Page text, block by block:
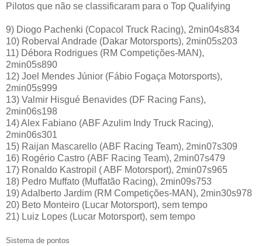
Pilotos que não se classificaram para o Top Qualifying
9) Diogo Pachenki (Copacol Truck Racing), 2min04s834
10) Roberval Andrade (Dakar Motorsports), 2min05s203
11) Débora Rodrigues (RM Competições-MAN),
2min05s890
12) Joel Mendes Júnior (Fábio Fogaça Motorsports),
2min05s999
13) Valmir Hisgué Benavides (DF Racing Fans),
2min06s198
14) Alex Fabiano (ABF Azulim Indy Truck Racing),
2min06s301
15) Raijan Mascarello (ABF Racing Team), 2min07s309
16) Rogério Castro (ABF Racing Team), 2min07s479
17) Ronaldo Kastropil ( ABF Motorsport), 2min07s965
18) Pedro Muffato (Muffatão Racing), 2min09s753
19) Adalberto Jardim (RM Competições-MAN), 2min30s978
20) Beto Monteiro (Lucar Motorsport), sem tempo
21) Luiz Lopes (Lucar Motorsport), sem tempo
Sistema de pontos